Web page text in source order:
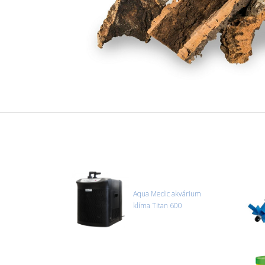
Aqua Medic akvárium
klíma Titan 600